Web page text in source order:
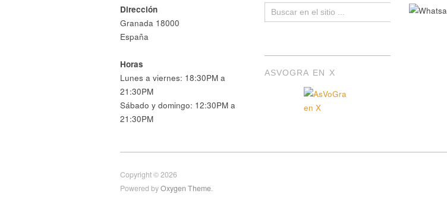
Dirección
Granada 18000
España
Horas
Lunes a viernes: 18:30PM a
21:30PM
Sábado y domingo: 12:30PM a
21:30PM
ASVOGRA EN X
Copyright © 2026
Powered byOxygen Theme.